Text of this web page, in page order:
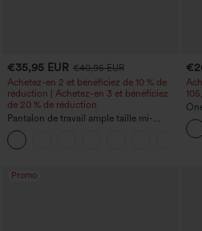
€35,95 EUR €40,95 EUR
Achetez-en 2 et bénéficiez de 10 % de
réduction | Achetez-en 3 et bénéficiez
de 20 % de réduction
Pantalon de travail ample taille mi-
haute, coupe « barrel » (jambe en forme
de tonneau) avec poches
Promo